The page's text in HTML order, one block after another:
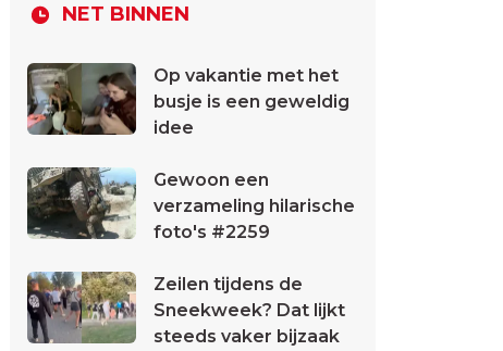
NET BINNEN
Op vakantie met het
busje is een geweldig
idee
Gewoon een
verzameling hilarische
foto's #2259
Zeilen tijdens de
Sneekweek? Dat lijkt
steeds vaker bijzaak